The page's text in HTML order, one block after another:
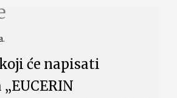
će napisati